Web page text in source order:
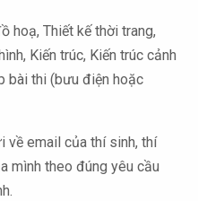
hoạ, Thiết kế thời trang,
Kiến trúc, Kiến trúc cảnh
bài thi (bưu điện hoặc
về email của thí sinh, thí
mình theo đúng yêu cầu